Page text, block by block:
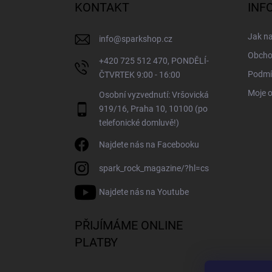
KONTAKT
info@sparkshop.cz
+420 725 512 470, PONDĚLÍ-
ČTVRTEK 9:00 - 16:00
Osobní vyzvednutí: Vršovická
919/16, Praha 10, 10100 (po
telefonické domluvě!)
Najdete nás na Facebooku
spark_rock_magazine/?hl=cs
Najdete nás na Youtube
Jak
Moje
PŘIJÍMÁME ONLINE
PLATBY